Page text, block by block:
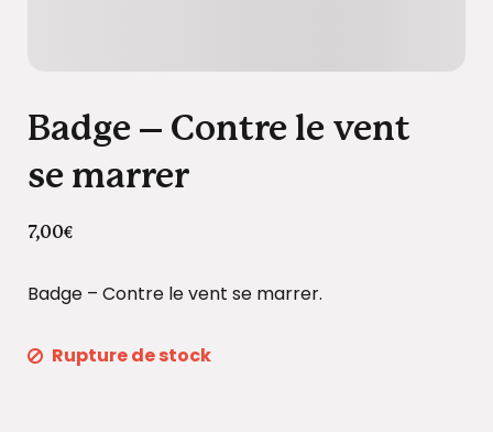
Badge – Contre le vent
se marrer
7,00€
Badge – Contre le vent se marrer.
Rupture de stock